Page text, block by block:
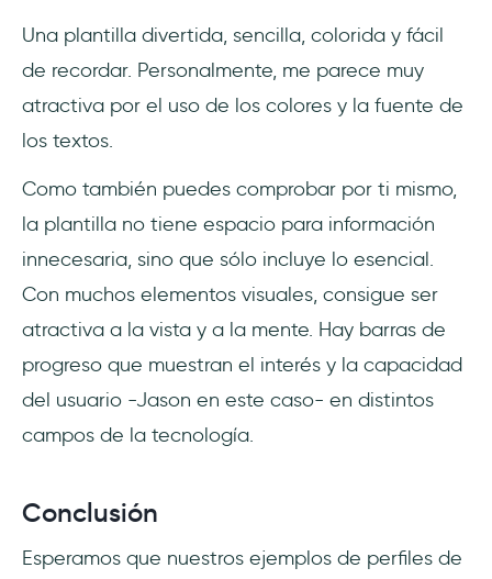
Una plantilla divertida, sencilla, colorida y fácil
de recordar. Personalmente, me parece muy
atractiva por el uso de los colores y la fuente de
los textos.
Como también puedes comprobar por ti mismo,
la plantilla no tiene espacio para información
innecesaria, sino que sólo incluye lo esencial.
Con muchos elementos visuales, consigue ser
atractiva a la vista y a la mente. Hay barras de
progreso que muestran el interés y la capacidad
del usuario -Jason en este caso- en distintos
campos de la tecnología.
Conclusión
Esperamos que nuestros ejemplos de perfiles de